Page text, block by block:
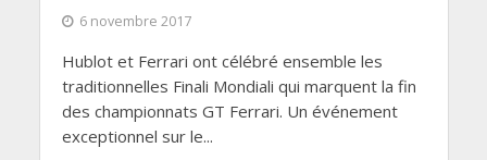
6 novembre 2017
Hublot et Ferrari ont célébré ensemble les
traditionnelles Finali Mondiali qui marquent la fin
des championnats GT Ferrari. Un événement
exceptionnel sur le...